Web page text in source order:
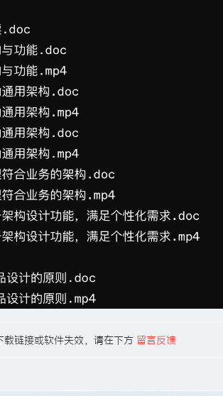
链接或软件失效，请在下方 留言反馈